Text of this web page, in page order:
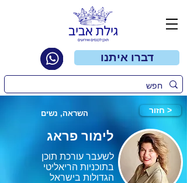
דברו איתנו
השראה, נשים חזור >
לימור פראג
לשעבר עורכת תוכן
בתוכניות הריאליטי
הגדולות בישראל